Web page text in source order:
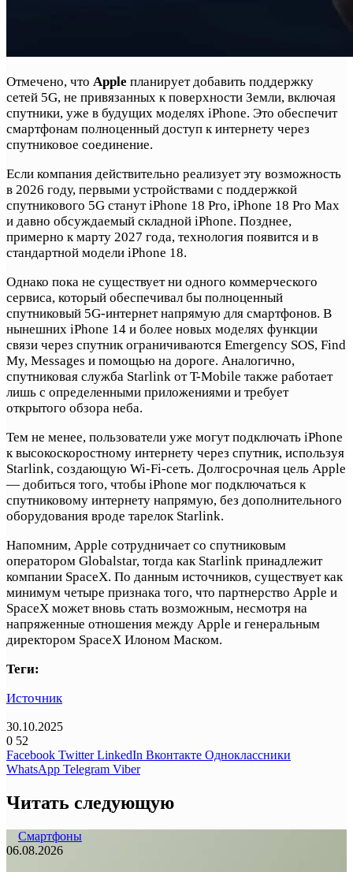
Отмечено, что Apple планирует добавить поддержку
сетей 5G, не привязанных к поверхности Земли, включая
спутники, уже в будущих моделях iPhone. Это обеспечит
смартфонам полноценный доступ к интернету через
спутниковое соединение.
Если компания действительно реализует эту возможность
в 2026 году, первыми устройствами с поддержкой
спутникового 5G станут iPhone 18 Pro, iPhone 18 Pro Max
и давно обсуждаемый складной iPhone. Позднее,
примерно к марту 2027 года, технология появится и в
стандартной модели iPhone 18.
Однако пока не существует ни одного коммерческого
сервиса, который обеспечивал бы полноценный
спутниковый 5G-интернет напрямую для смартфонов. В
нынешних iPhone 14 и более новых моделях функции
связи через спутник ограничиваются Emergency SOS, Find
My, Messages и помощью на дороге. Аналогично,
спутниковая служба Starlink от T-Mobile также работает
лишь с определенными приложениями и требует
открытого обзора неба.
Тем не менее, пользователи уже могут подключать iPhone
к высокоскоростному интернету через спутник, используя
Starlink, создающую Wi-Fi-сеть. Долгосрочная цель Apple
— добиться того, чтобы iPhone мог подключаться к
спутниковому интернету напрямую, без дополнительного
оборудования вроде тарелок Starlink.
Напомним, Apple сотрудничает со спутниковым
оператором Globalstar, тогда как Starlink принадлежит
компании SpaceX. По данным источников, существует как
минимум четыре признака того, что партнерство Apple и
SpaceX может вновь стать возможным, несмотря на
напряженные отношения между Apple и генеральным
директором SpaceX Илоном Маском.
Теги:
Источник
30.10.2025
0 52
Facebook Twitter LinkedIn Вконтакте Одноклассники
WhatsApp Telegram Viber
Читать следующую
Смартфоны
06.08.2026